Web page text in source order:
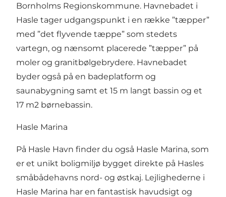
Bornholms Regionskommune. Havnebadet i
Hasle tager udgangspunkt i en række ”tæpper”
med ”det flyvende tæppe” som stedets
vartegn, og nænsomt placerede ”tæpper” på
moler og granitbølgebrydere. Havnebadet
byder også på en badeplatform og
saunabygning samt et 15 m langt bassin og et
17 m2 børnebassin.
Hasle Marina
På Hasle Havn finder du også Hasle Marina, som
er et unikt boligmiljø bygget direkte på Hasles
småbådehavns nord- og østkaj. Lejlighederne i
Hasle Marina har en fantastisk havudsigt og